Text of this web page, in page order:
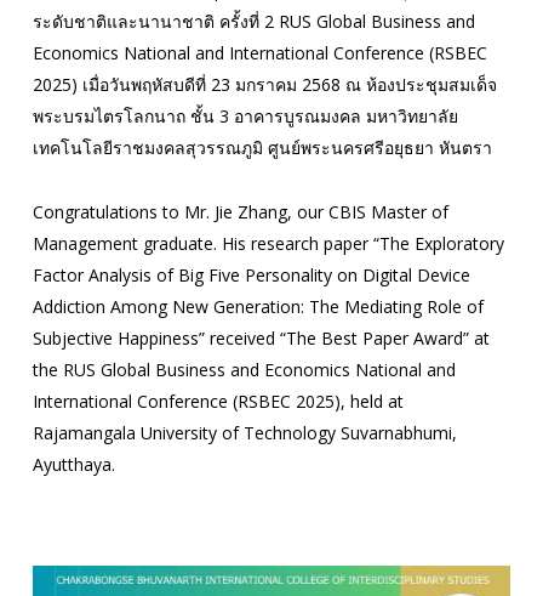
ระดับชาติและนานาชาติ ครั้งที่ 2 RUS Global Business and
Economics National and International Conference (RSBEC
2025) เมื่อวันพฤหัสบดีที่ 23 มกราคม 2568 ณ ห้องประชุมสมเด็จ
พระบรมไตรโลกนาถ ชั้น 3 อาคารบูรณมงคล มหาวิทยาลัย
เทคโนโลยีราชมงคลสุวรรณภูมิ ศูนย์พระนครศรีอยุธยา หันตรา
Congratulations to Mr. Jie Zhang, our CBIS Master of
Management graduate. His research paper “The Exploratory
Factor Analysis of Big Five Personality on Digital Device
Addiction Among New Generation: The Mediating Role of
Subjective Happiness” received “The Best Paper Award” at
the RUS Global Business and Economics National and
International Conference (RSBEC 2025), held at
Rajamangala University of Technology Suvarnabhumi,
Ayutthaya.